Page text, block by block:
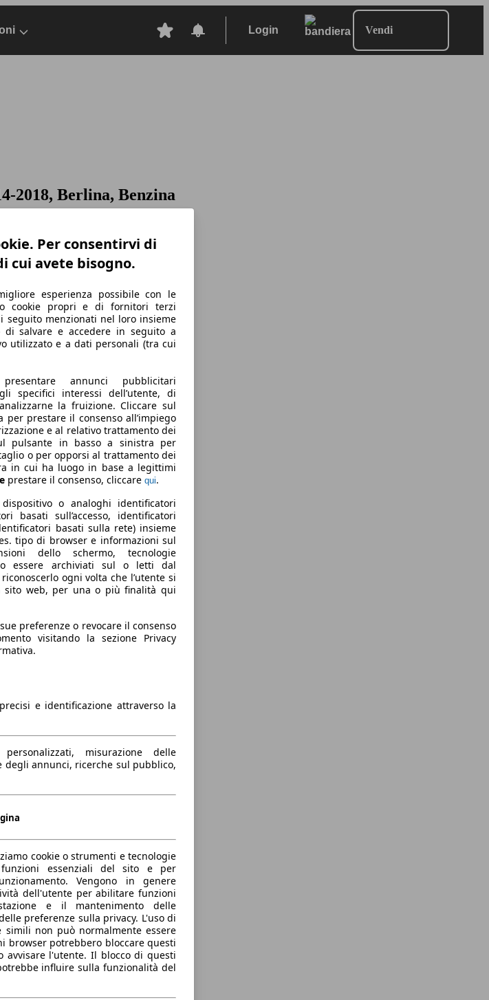
Login Vendi
2018, Berlina, Benzina
Per consentirvi di
cui avete bisogno.
esperienza possibile con le
cookie propri e di fornitori terzi
seguito menzionati nel loro insieme
di salvare e accedere in seguito a
utilizzato e a dati personali (tra cui
annunci pubblicitari
specifici interessi dell’utente, di
la fruizione. Cliccare sul
per prestare il consenso all’impiego
e al relativo trattamento dei
pulsante in basso a sinistra per
o per opporsi al trattamento dei
in cui ha luogo in base a legittimi
prestare il consenso, cliccare qui.
o analoghi identificatori
basati sull’accesso, identificatori
basati sulla rete) insieme
tipo di browser e informazioni sul
dello schermo, tecnologie
essere archiviati sul o letti dal
ogni volta che l’utente si
sito web, per una o più finalità qui
preferenze o revocare il consenso
visitando la sezione Privacy
e identificazione attraverso la
misurazione delle
degli annunci, ricerche sul pubblico,
cookie o strumenti e tecnologie
essenziali del sito e per
Vengono in genere
dell'utente per abilitare funzioni
e il mantenimento delle
preferenze sulla privacy. L'uso di
simili non può normalmente essere
browser potrebbero bloccare questi
avvisare l'utente. Il blocco di questi
influire sulla funzionalità del